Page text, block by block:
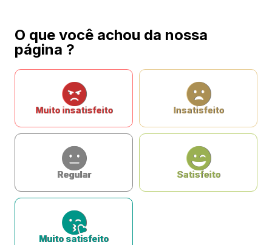
O que você achou da nossa
página ?
Muito insatisfeito Insatisfeito
Regular Satisfeito
Muito satisfeito